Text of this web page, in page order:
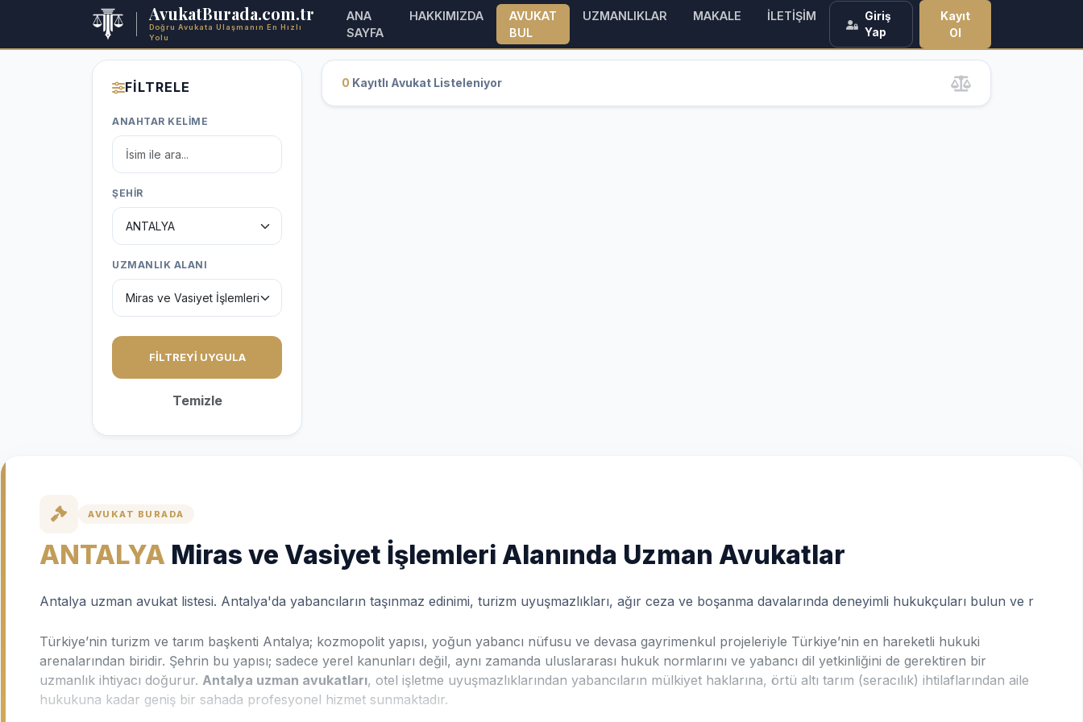
AvukatBurada.com.tr
Doğru Avukata Ulaşmanın En Hızlı
Yolu
ANA
SAYFA
HAKKIMIZDA
AVUKAT
BUL
UZMANLIKLAR MAKALE İLETİŞİM
Giriş
Yap
Kayıt
Ol
FİLTRELE
ANAHTAR KELİME
ŞEHİR
UZMANLIK ALANI
FİLTREYİ UYGULA
Temizle
0 Kayıtlı Avukat Listeleniyor
AVUKAT BURADA
ANTALYA Miras ve Vasiyet İşlemleri Alanında Uzman Avukatlar
Antalya uzman avukat listesi. Antalya'da yabancıların taşınmaz edinimi, turizm uyuşmazlıkları, ağır ceza ve boşanma davalarında deneyimli hukukçuları bulun ve r
Türkiye’nin turizm ve tarım başkenti Antalya; kozmopolit yapısı, yoğun yabancı nüfusu ve devasa gayrimenkul projeleriyle Türkiye’nin en hareketli hukuki
arenalarından biridir. Şehrin bu yapısı; sadece yerel kanunları değil, aynı zamanda uluslararası hukuk normlarını ve yabancı dil yetkinliğini de gerektiren bir
uzmanlık ihtiyacı doğurur. Antalya uzman avukatları, otel işletme uyuşmazlıklarından yabancıların mülkiyet haklarına, örtü altı tarım (seracılık) ihtilaflarından aile
hukukuna kadar geniş bir sahada profesyonel hizmet sunmaktadır.